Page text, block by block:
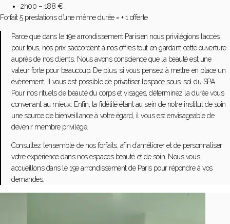
2h00 – 188 €
Forfait 5 prestations d’une même durée = + 1 offerte
Parce que dans le 19e arrondissement Parisien nous privilégions l’accès
pour tous, nos prix s’accordent à nos offres tout en gardant cette ouverture
auprès de nos clients. Nous avons conscience que la beauté est une
valeur forte pour beaucoup. De plus, si vous pensez à mettre en place un
évènement, il vous est possible de privatiser l’espace sous-sol du SPA.
Pour nos rituels de beauté du corps et visages, déterminez la durée vous
convenant au mieux. Enfin, la fidélité étant au sein de notre institut de soin
une source de bienveillance à votre égard, il vous est envisageable de
devenir membre privilège.
Consultez l’ensemble de nos forfaits, afin d’améliorer et de personnaliser
votre expérience dans nos espaces beauté et de soin. Nous vous
accueillons dans le 19e arrondissement de Paris pour répondre à vos
demandes.